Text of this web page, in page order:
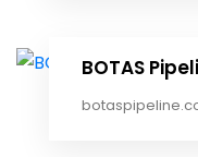
BOTAS